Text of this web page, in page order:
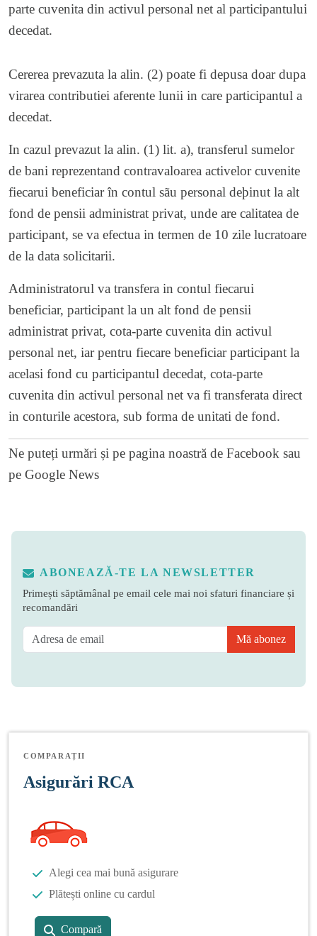
parte cuvenita din activul personal net al participantului
decedat.
Cererea prevazuta la alin. (2) poate fi depusa doar dupa
virarea contributiei aferente lunii in care participantul a
decedat.
In cazul prevazut la alin. (1) lit. a), transferul sumelor
de bani reprezentand contravaloarea activelor cuvenite
fiecarui beneficiar în contul sãu personal deþinut la alt
fond de pensii administrat privat, unde are calitatea de
participant, se va efectua in termen de 10 zile lucratoare
de la data solicitarii.
Administratorul va transfera in contul fiecarui
beneficiar, participant la un alt fond de pensii
administrat privat, cota-parte cuvenita din activul
personal net, iar pentru fiecare beneficiar participant la
acelasi fond cu participantul decedat, cota-parte
cuvenita din activul personal net va fi transferata direct
in conturile acestora, sub forma de unitati de fond.
Ne puteți urmări și pe pagina noastră de Facebook sau
pe Google News
ABONEAZĂ-TE LA NEWSLETTER
Primești săptămânal pe email cele mai noi sfaturi financiare și
recomandări
Mă abonez
COMPARAȚII
Asigurări RCA
Alegi cea mai bună asigurare
Plătești online cu cardul
Compară